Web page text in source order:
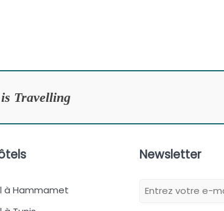
Travelling
à Hammamet
Newsletter